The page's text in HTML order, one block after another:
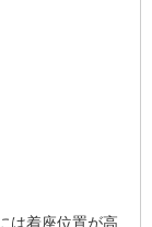
は着座位置が高